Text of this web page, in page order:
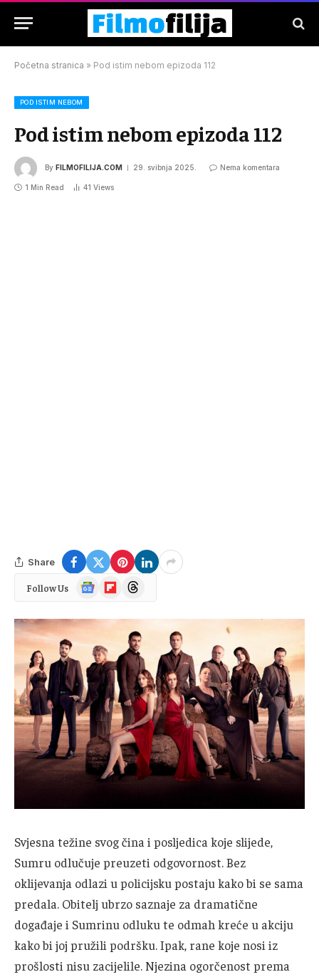
Početna stranica » Pod istim nebom epizoda 112
POD ISTIM NEBOM
Pod istim nebom epizoda 112
By FILMOFILIJA.COM 29. svibnja 2025. Nema komentara
1 Min Read 41 Views
Share
Follow Us
Google
News
FlipboardThreads
Svjesna težine svog čina i posljedica koje slijede,
Sumru odlučuje preuzeti odgovornost. Bez
oklijevanja odlazi u policijsku postaju kako bi se sama
predala. Obitelj ubrzo saznaje za dramatične
događaje i Sumrinu odluku te odmah kreće u akciju
kako bi joj pružili podršku. Ipak, rane koje nosi iz
prošlosti nisu zacijelile. Njezina ogorčenost prema